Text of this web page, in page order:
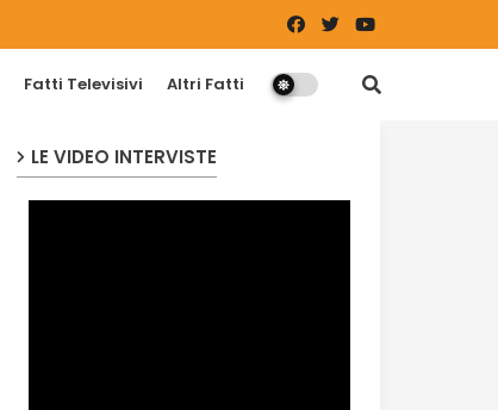
Fatti Televisivi Altri Fatti
LE VIDEO INTERVISTE